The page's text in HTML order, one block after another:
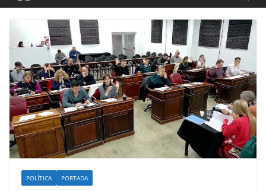
POLÍTICA PORTADA